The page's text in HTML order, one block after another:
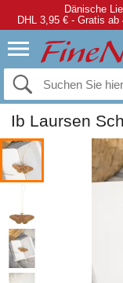
Dänische
DHL 3,95 € - Gratis ab
Ib Laursen